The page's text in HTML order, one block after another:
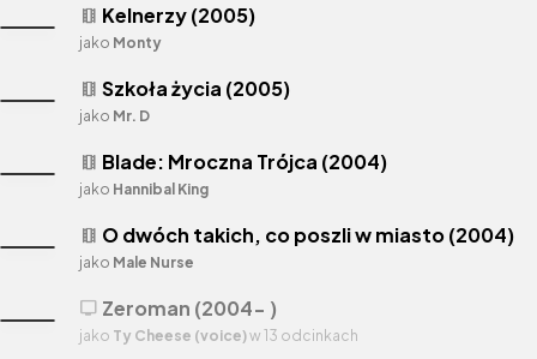
theaters Kelnerzy (2005)
jako Monty
theaters Szkoła życia (2005)
jako Mr. D
theaters Blade: Mroczna Trójca (2004)
jako Hannibal King
theaters O dwóch takich, co poszli w miasto (2004)
jako Male Nurse
tv Zeroman (2004- )
jako Ty Cheese (voice)w 13 odcinkach